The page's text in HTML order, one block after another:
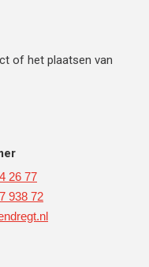
of het plaatsen van
26 77
938 72